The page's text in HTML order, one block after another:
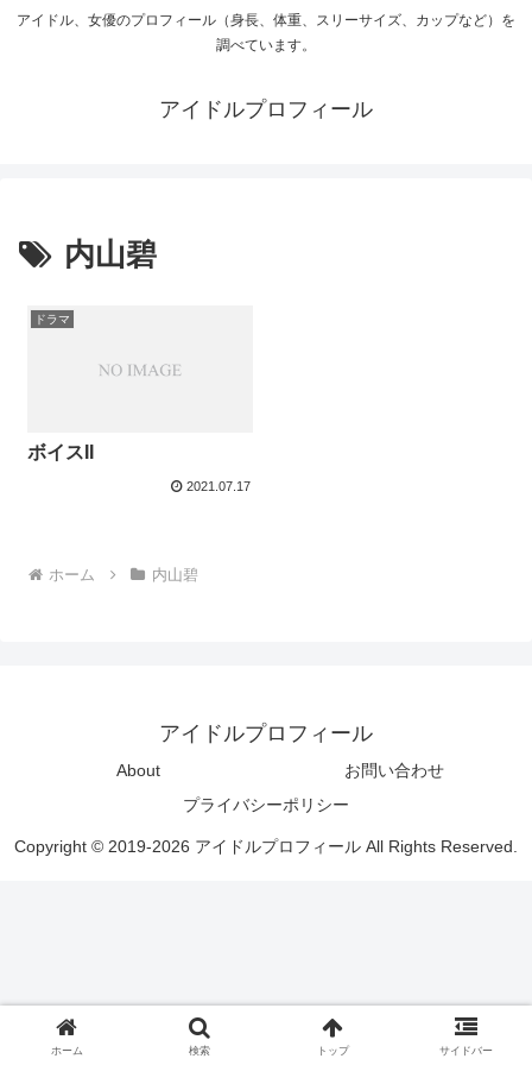
アイドル、女優のプロフィール（身長、体重、スリーサイズ、カップなど）を
調べています。
アイドルプロフィール
内山碧
ドラマ
ボイスII
2021.07.17
ホーム 内山碧
アイドルプロフィール
About
お問い合わせ
プライバシーポリシー
Copyright © 2019-2026 アイドルプロフィール All Rights Reserved.
ホーム 検索 トップ サイドバー